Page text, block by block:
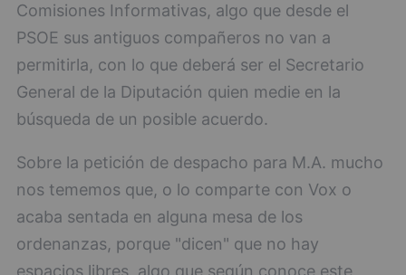
Comisiones Informativas, algo que desde el
PSOE sus antiguos compañeros no van a
permitirla, con lo que deberá ser el Secretario
General de la Diputación quien medie en la
búsqueda de un posible acuerdo.
Sobre la petición de despacho para M.A. mucho
nos tememos que, o lo comparte con Vox o
acaba sentada en alguna mesa de los
ordenanzas, porque "dicen" que no hay
espacios libres, algo que según conoce este